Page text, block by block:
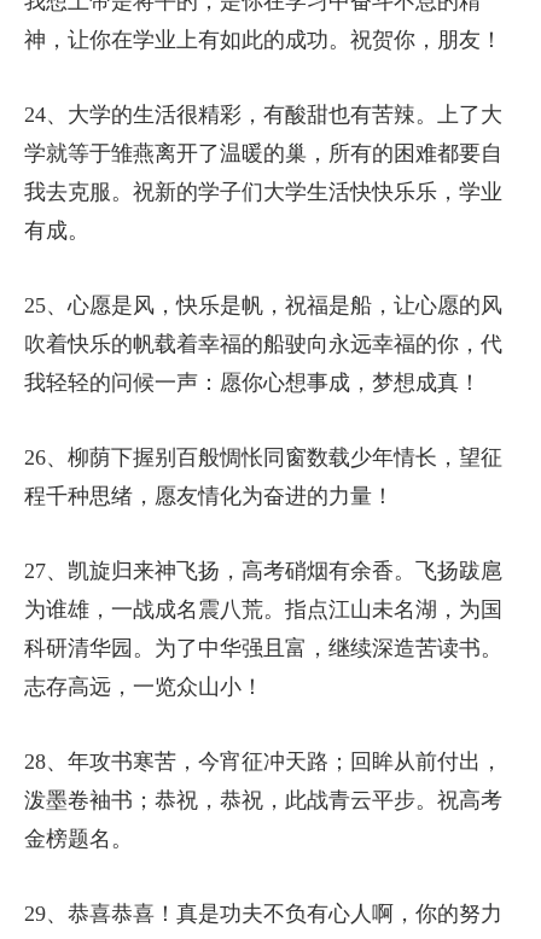
神，让你在学业上有如此的成功。祝贺你，朋友！
24、大学的生活很精彩，有酸甜也有苦辣。上了大
学就等于雏燕离开了温暖的巢，所有的困难都要自
我去克服。祝新的学子们大学生活快快乐乐，学业
有成。
25、心愿是风，快乐是帆，祝福是船，让心愿的风
吹着快乐的帆载着幸福的船驶向永远幸福的你，代
我轻轻的问候一声：愿你心想事成，梦想成真！
26、柳荫下握别百般惆怅同窗数载少年情长，望征
程千种思绪，愿友情化为奋进的力量！
27、凯旋归来神飞扬，高考硝烟有余香。飞扬跋扈
为谁雄，一战成名震八荒。指点江山未名湖，为国
科研清华园。为了中华强且富，继续深造苦读书。
志存高远，一览众山小！
28、年攻书寒苦，今宵征冲天路；回眸从前付出，
泼墨卷袖书；恭祝，恭祝，此战青云平步。祝高考
金榜题名。
29、恭喜恭喜！真是功夫不负有心人啊，你的努力